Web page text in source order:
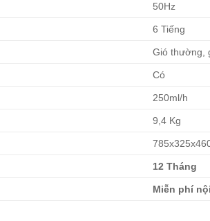
50Hz
6 Tiếng
Gió thường,
Có
250ml/h
9,4 Kg
12 Tháng
Miễn phí